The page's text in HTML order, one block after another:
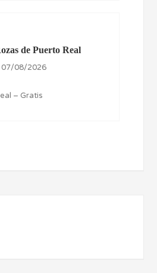
de Puerto Real
07/08/2026
– Gratis